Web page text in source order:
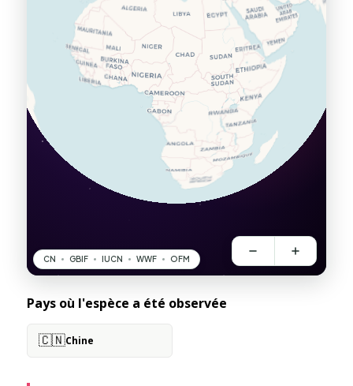
Pays où l'espèce a été observée
🇨🇳Chine